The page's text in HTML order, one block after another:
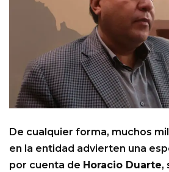
De cualquier forma, muchos
en la entidad advierten una
por cuenta de Horacio Duarte,